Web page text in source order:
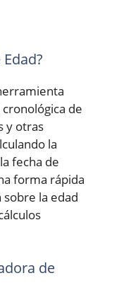
de
y otras
la
fecha de
forma rápida
la edad
de